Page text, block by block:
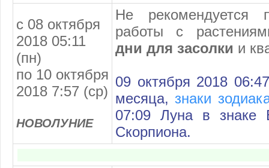
с 08 октября
2018 05:11
(пн)
по 10 октября
2018 7:57 (ср)
НОВОЛУНИЕ
Не рекомендуется
работы с
дни для засолки и
09 октября 2018
месяца,знаки
07:09 Луна в знаке
Скорпиона.